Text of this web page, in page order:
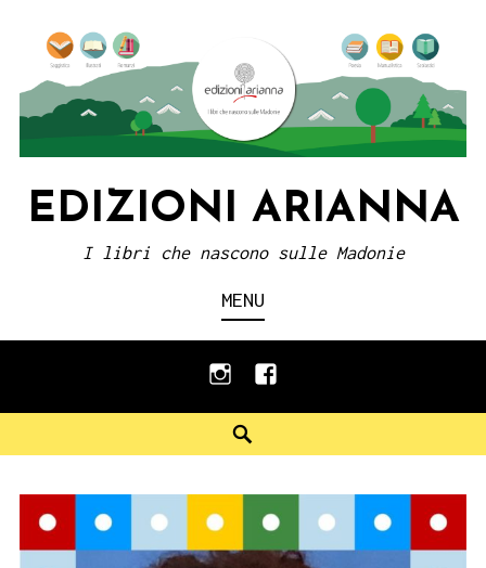
content
EDIZIONI ARIANNA
I libri che nascono sulle Madonie
MENU
instagramfacebook